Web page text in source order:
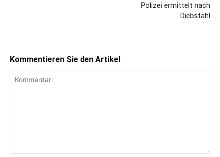
Polizei ermittelt nach
Diebstahl
Kommentieren Sie den Artikel